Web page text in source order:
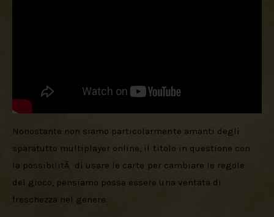
Nonostante non siamo particolarmente amanti degli
sparatutto multiplayer online, il titolo in questione con
la possibilitÃ  di usare le carte per cambiare le regole
del gioco, pensiamo possa essere una ventata di
freschezza nel genere.